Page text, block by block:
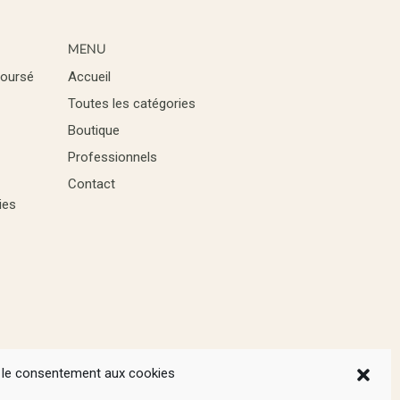
le consentement aux cookies
MENU
Accueil
Toutes les catégories
Boutique
Professionnels
Contact